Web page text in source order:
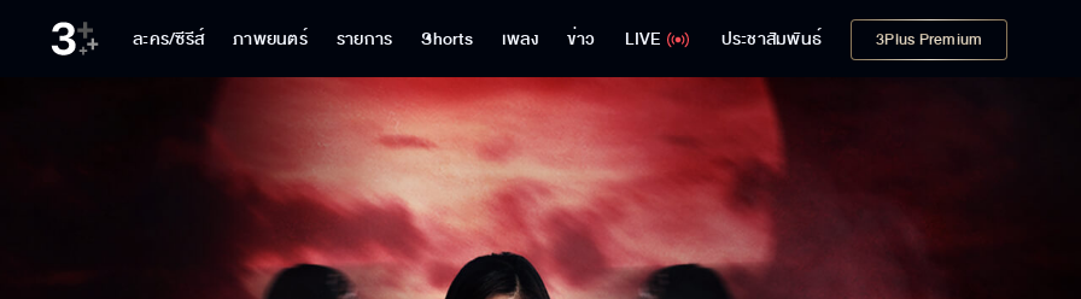
ละคร/ซีรีส์ ภาพยนตร์ รายการ Shorts เพลง ข่าว LIVE ประชาสัมพันธ์ 3Plus Premium